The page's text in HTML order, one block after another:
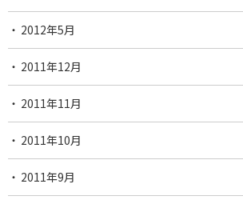
2012年5月
2011年12月
2011年11月
2011年10月
2011年9月